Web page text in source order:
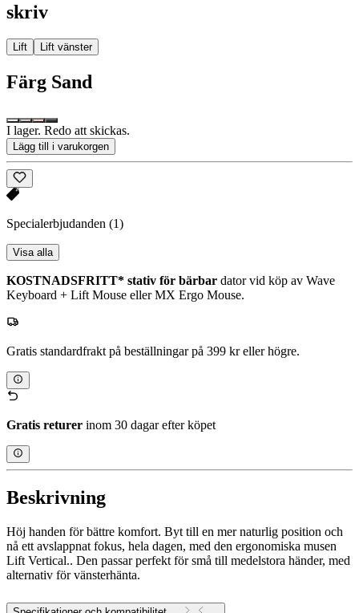
skriv
Lift Lift vänster
Färg Sand
I lager. Redo att skickas.
Lägg till i varukorgen
Specialerbjudanden (1)
Visa alla
KOSTNADSFRITT* stativ för bärbar dator vid köp av Wave
Keyboard + Lift Mouse eller MX Ergo Mouse.
Gratis standardfrakt på beställningar på 399 kr eller högre.
Gratis returer inom 30 dagar efter köpet
Beskrivning
Höj handen för bättre komfort. Byt till en mer naturlig position och
nå ett avslappnat fokus, hela dagen, med den ergonomiska musen
Lift Vertical.. Den passar perfekt för små till medelstora händer, med
alternativ för vänsterhänta.